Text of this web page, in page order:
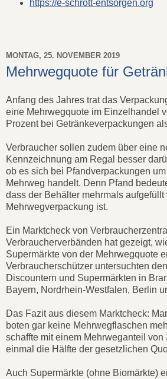
https://e-schrott-entsorgen.org
MONTAG, 25. NOVEMBER 2019
Mehrwegquote für
Anfang des Jahres trat das
eine Mehrwegquote im Einzelhandel
Prozent bei Getränkeverpackungen
Verbraucher sollen zudem über eine
Kennzeichnung am Regal besser
ob es sich bei Pfandverpackungen
Mehrweg handelt. Denn Pfand
dass der Behälter mehrmals
Mehrwegverpackung ist.
Ein Marktcheck von
Verbraucherverbänden hat gezeigt,
Supermärkte von der Mehrwegquote
Verbraucherschützer untersuchten
Discountern und Supermärkten in
Bayern, Nordrhein-Westfalen, Berlin
Das Fazit aus diesem Marktcheck:
boten gar keine Mehrwegflaschen
schaffte mit einem Mehrweganteil von
einmal die Hälfte der gesetzlichen
Auch Supermärkte (ohne Biomärkte)